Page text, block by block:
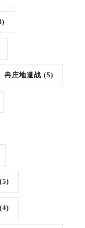
冉庄地道战 (5)
(5)
(4)